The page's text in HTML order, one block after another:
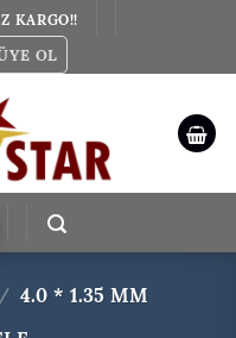
KARGO!!
OL
4.0 * 1.35 MM